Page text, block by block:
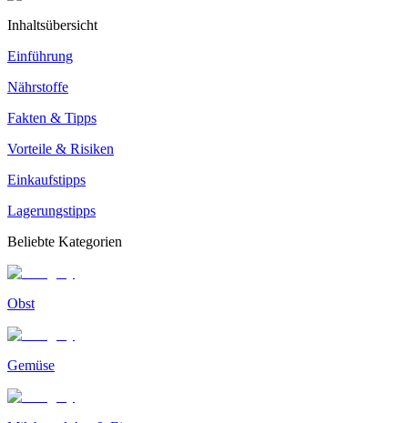
Inhaltsübersicht
Einführung
Nährstoffe
Fakten & Tipps
Vorteile & Risiken
Einkaufstipps
Lagerungstipps
Beliebte Kategorien
Obst
Gemüse